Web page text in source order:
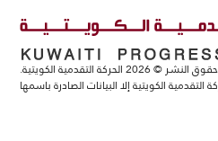
حقوق النشر ©2026الحركة التقدمية الكويتية.
الكويتية إلا البيانات الصادرة باسمها